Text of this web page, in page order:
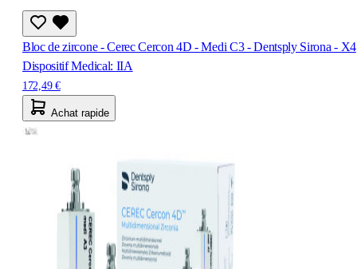
Bloc de zircone - Cerec Cercon 4D - Medi C3 - Dentsply Sirona - X4
Dispositif Medical: IIA
172,49 €
Achat rapide